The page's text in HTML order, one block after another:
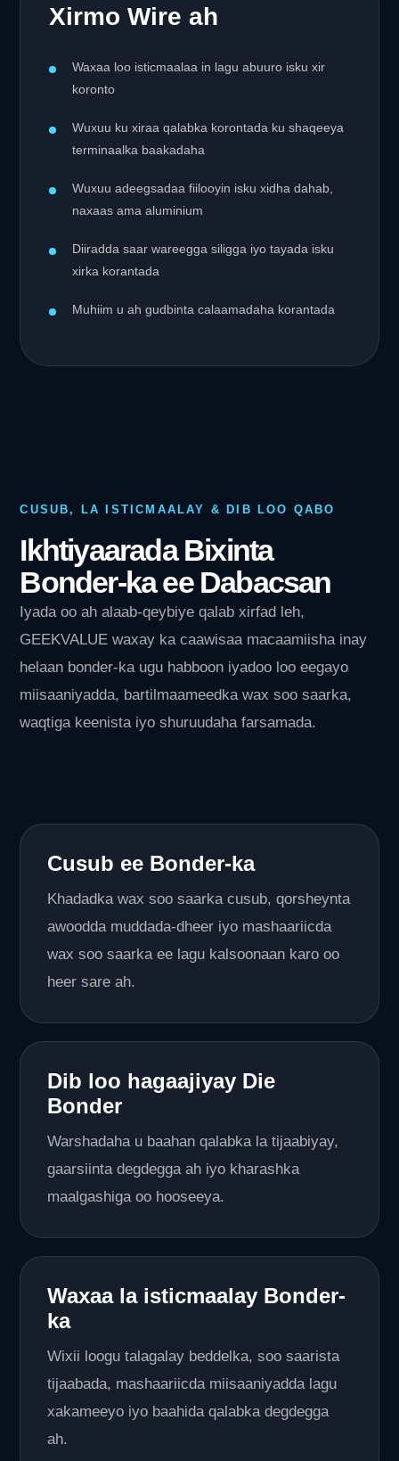
Xirmo Wire ah
Waxaa loo isticmaalaa in lagu abuuro isku xir
koronto
Wuxuu ku xiraa qalabka korontada ku shaqeeya
terminaalka baakadaha
Wuxuu adeegsadaa fiilooyin isku xidha dahab,
naxaas ama aluminium
Diiradda saar wareegga siligga iyo tayada isku
xirka korantada
Muhiim u ah gudbinta calaamadaha korantada
CUSUB, LA ISTICMAALAY & DIB LOO QABO
Ikhtiyaarada Bixinta
Bonder-ka ee Dabacsan
Iyada oo ah alaab-qeybiye qalab xirfad leh,
GEEKVALUE waxay ka caawisaa macaamiisha inay
helaan bonder-ka ugu habboon iyadoo loo eegayo
miisaaniyadda, bartilmaameedka wax soo saarka,
waqtiga keenista iyo shuruudaha farsamada.
Cusub ee Bonder-ka
Khadadka wax soo saarka cusub, qorsheynta
awoodda muddada-dheer iyo mashaariicda
wax soo saarka ee lagu kalsoonaan karo oo
heer sare ah.
Dib loo hagaajiyay Die
Bonder
Warshadaha u baahan qalabka la tijaabiyay,
gaarsiinta degdegga ah iyo kharashka
maalgashiga oo hooseeya.
Waxaa la isticmaalay Bonder-
ka
Wixii loogu talagalay beddelka, soo saarista
tijaabada, mashaariicda miisaaniyadda lagu
xakameeyo iyo baahida qalabka degdegga
ah.